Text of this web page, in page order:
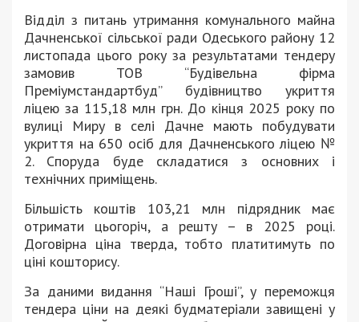
Відділ з питань утримання комунального майна
Дачненської сільської ради Одеського району 12
листопада цього року за результатами тендеру
замовив ТОВ “Будівельна фірма
Преміумстандартбуд” будівництво укриття
ліцею за 115,18 млн грн. До кінця 2025 року по
вулиці Миру в селі Дачне мають побудувати
укриття на 650 осіб для Дачненського ліцею №
2. Споруда буде складатися з основних і
технічних приміщень.
Більшість коштів 103,21 млн підрядник має
отримати цьогоріч, а решту – в 2025 році.
Договірна ціна тверда, тобто платитимуть по
ціні кошторису.
За даними видання “Наші Гроші”, у переможця
тендера ціни на деякі будматеріали завищені у